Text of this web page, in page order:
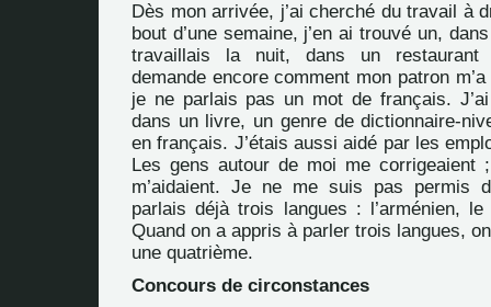
Dès mon arrivée, j’ai cherché du travail à
bout d’une semaine, j’en ai trouvé un,
travaillais la nuit, dans un restaurant
demande encore comment mon patron
je ne parlais pas un mot de français.
dans un livre, un genre de dictionnaire-
en français. J’étais aussi aidé par les
Les gens autour de moi me corrigeaient
m’aidaient. Je ne me suis pas permis
parlais déjà trois langues : l’arménien, le
Quand on a appris à parler trois langues,
une quatrième.
Concours de circonstances